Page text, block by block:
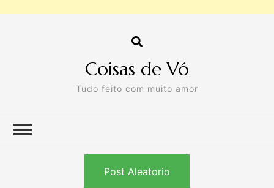
Coisas de Vó
Tudo feito com muito amor
Post Aleatorio